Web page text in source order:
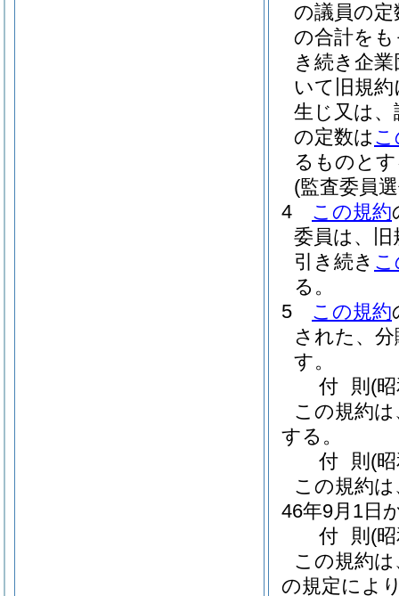
の議員の
の合計を
き続き企
いて旧規
生じ又は
の定数は
るものと
(監査委員
4
この規約
委員は、
引き続き
る。
5
この規約
された、
す。
付 則 (
この規約
する。
付 則 (
この規約
46年9月1日
付 則 (
この規約
の規定によ